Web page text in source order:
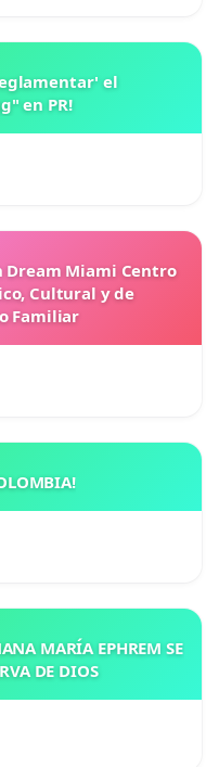
el
en PR!
Dream Miami Centro
Cultural y de
Familiar
MARÍA EPHREM SE
DE DIOS